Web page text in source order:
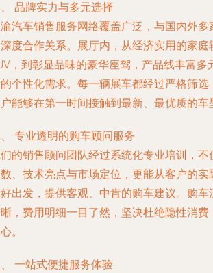
品牌实力与多元选择
汽车销售服务网络覆盖广泛，与国内外
度合作关系。展厅内，从经济实用的家庭
，到彰显品味的豪华座驾，产品线丰富多
个性化需求。每一辆展车都经过严格筛
能够在第一时间接触到最新、最优质的车
专业透明的购车顾问服务
的销售顾问团队经过系统化专业培训，
、技术亮点与市场定位，更能从客户的
出发，提供客观、中肯的购车建议。购
，费用明细一目了然，坚决杜绝隐性消
。
一站式便捷服务体验